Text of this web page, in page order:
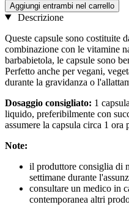
Aggiungi entrambi nel carrello
Descrizione
Queste capsule sono costituite
combinazione con le vitamine
barbabietola, le capsule sono
Perfetto anche per vegani,
durante la gravidanza o
Dosaggio consigliato: 1
liquido, preferibilmente con
assumere la capsula circa 1 ora
Note:
il produttore consiglia di
settimane durante
consultare un medico in
contemporanea altri